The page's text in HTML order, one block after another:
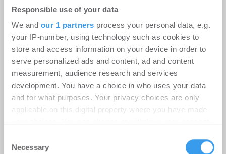
Responsible use of your data
We and our 1 partners process your personal data, e.g.
your IP-number, using technology such as cookies to
store and access information on your device in order to
serve personalized ads and content, ad and content
measurement, audience research and services
development. You have a choice in who uses your data
and for what purposes. Your privacy choices are only
applicable on this digital property where you have made
the Privacy trigger icon.
Selection
Necessary
Preisanstieg verliert an Schwung,
real sinken die Immobilienpreise im
Jahresvergleich
06.08.2026
Preisanstieg verliert an Schwung, real sinken die
Immobilienpreise im Jahresvergleich